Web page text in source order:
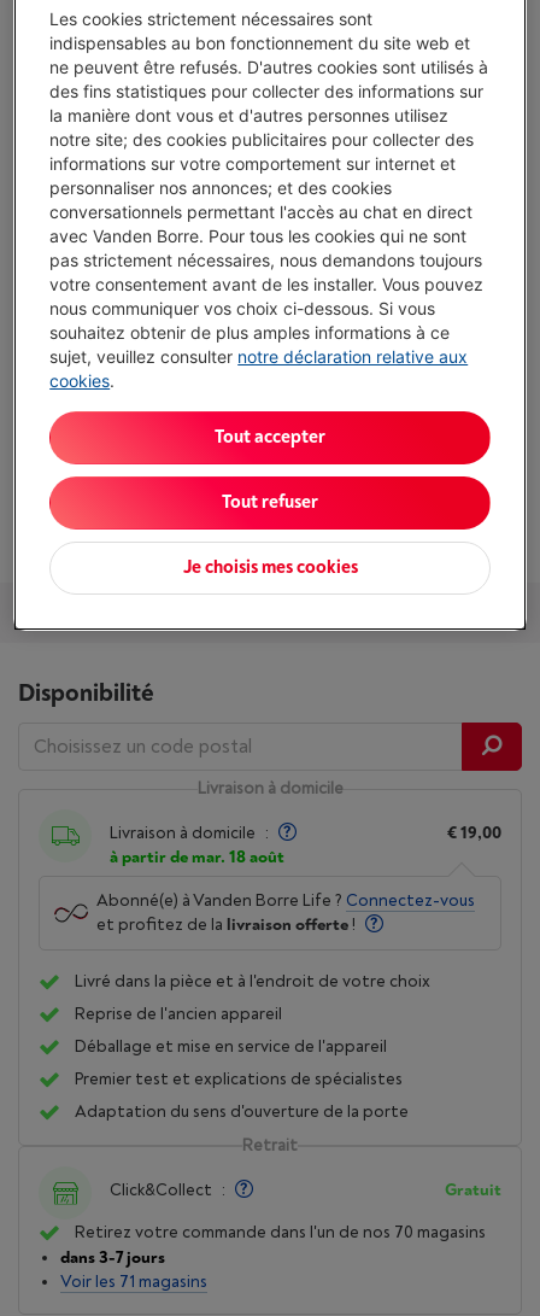
Comparer
Vanden Borre Life Gros électro
€ 14,99/ mois
Prolongez la durée de vie de vos appareils avec un seul
abonnement
Ce produit serait couvert15 ansaprès votre achat.
Plus d'infos
Atouts
Capacité totale: 126 l
Plan de travail amovible: Amovible
Congélateur: ****
Afficher toutes les caractéristiques
Disponibilité
Livraison à domicile
Livraison à domicile :
à partir de mar. 18 août
€ 19,00
Abonné(e) à Vanden Borre Life ? Connectez-vous
et profitez de la livraison offerte !
Livré dans la pièce et à l'endroit de votre choix
Reprise de l'ancien appareil
Déballage et mise en service de l'appareil
Premier test et explications de spécialistes
Adaptation du sens d'ouverture de la porte
Retrait
Click&Collect : Gratuit
Retirez votre commande dans l'un de nos 70 magasins
dans 3-7 jours
Voir les 71 magasins
Les cookies strictement nécessaires sont
indispensables au bon fonctionnement du site web et
ne peuvent être refusés. D'autres cookies sont utilisés à
des fins statistiques pour collecter des informations sur
la manière dont vous et d'autres personnes utilisez
notre site; des cookies publicitaires pour collecter des
informations sur votre comportement sur internet et
personnaliser nos annonces; et des cookies
conversationnels permettant l'accès au chat en direct
avec Vanden Borre. Pour tous les cookies qui ne sont
pas strictement nécessaires, nous demandons toujours
votre consentement avant de les installer. Vous pouvez
nous communiquer vos choix ci-dessous. Si vous
souhaitez obtenir de plus amples informations à ce
sujet, veuillez consulter notre déclaration relative aux
cookies.
Je choisis mes cookies
Tout refuser
Tout accepter